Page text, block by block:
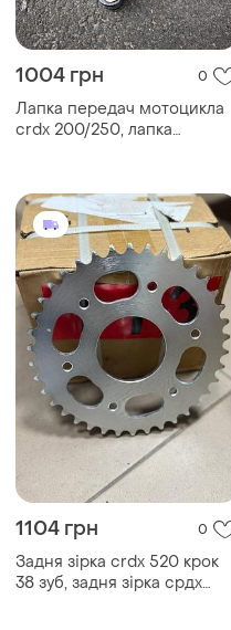
1004 грн 0
Лапка передач мотоцикла
crdx 200/250, лапка
1104 грн 0
Задня зірка crdx 520 крок
38 зуб, задня зірка срдх